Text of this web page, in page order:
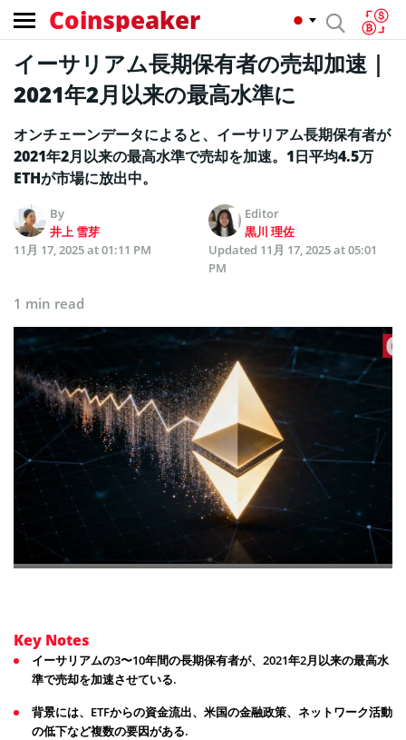
Coinspeaker
イーサリアム長期保有者の売却加速｜
2021年2月以来の最高水準に
オンチェーンデータによると、イーサリアム長期保有者が
2021年2月以来の最高水準で売却を加速。1日平均4.5万
ETHが市場に放出中。
By
井上 雪芽
Editor
黒川 理佐
11月 17, 2025 at 01:11 PM
Updated 11月 17, 2025 at 05:01
PM
1 min read
Key Notes
イーサリアムの3〜10年間の長期保有者が、2021年2月以来の最高水
準で売却を加速させている.
背景には、ETFからの資金流出、米国の金融政策、ネットワーク活動
の低下など複数の要因がある.